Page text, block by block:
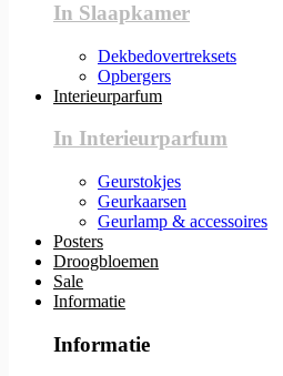
In Slaapkamer
Dekbedovertreksets
Opbergers
Interieurparfum
In Interieurparfum
Geurstokjes
Geurkaarsen
Geurlamp & accessoires
Posters
Droogbloemen
Sale
Informatie
Informatie